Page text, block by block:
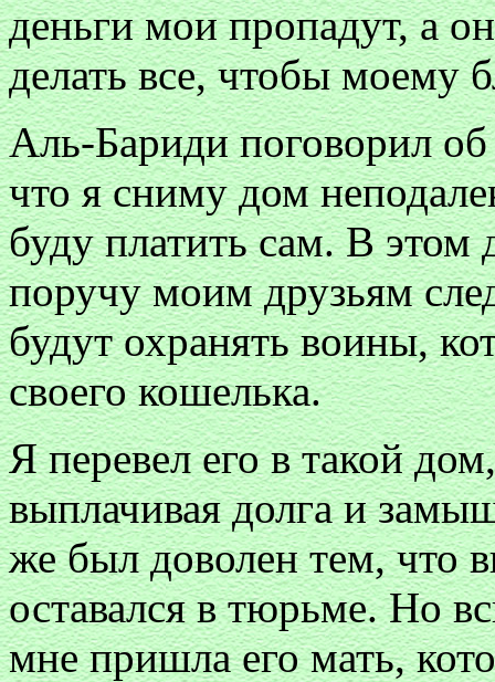
деньги мои пропадут, а
делать все, чтобы моему
Аль-Бариди поговорил
что я сниму дом
буду платить сам. В
поручу моим друзьям
будут охранять воины,
своего кошелька.
Я перевел его в такой
выплачивая долга и
же был доволен тем, что
оставался в тюрьме. Но
мне пришла его мать,